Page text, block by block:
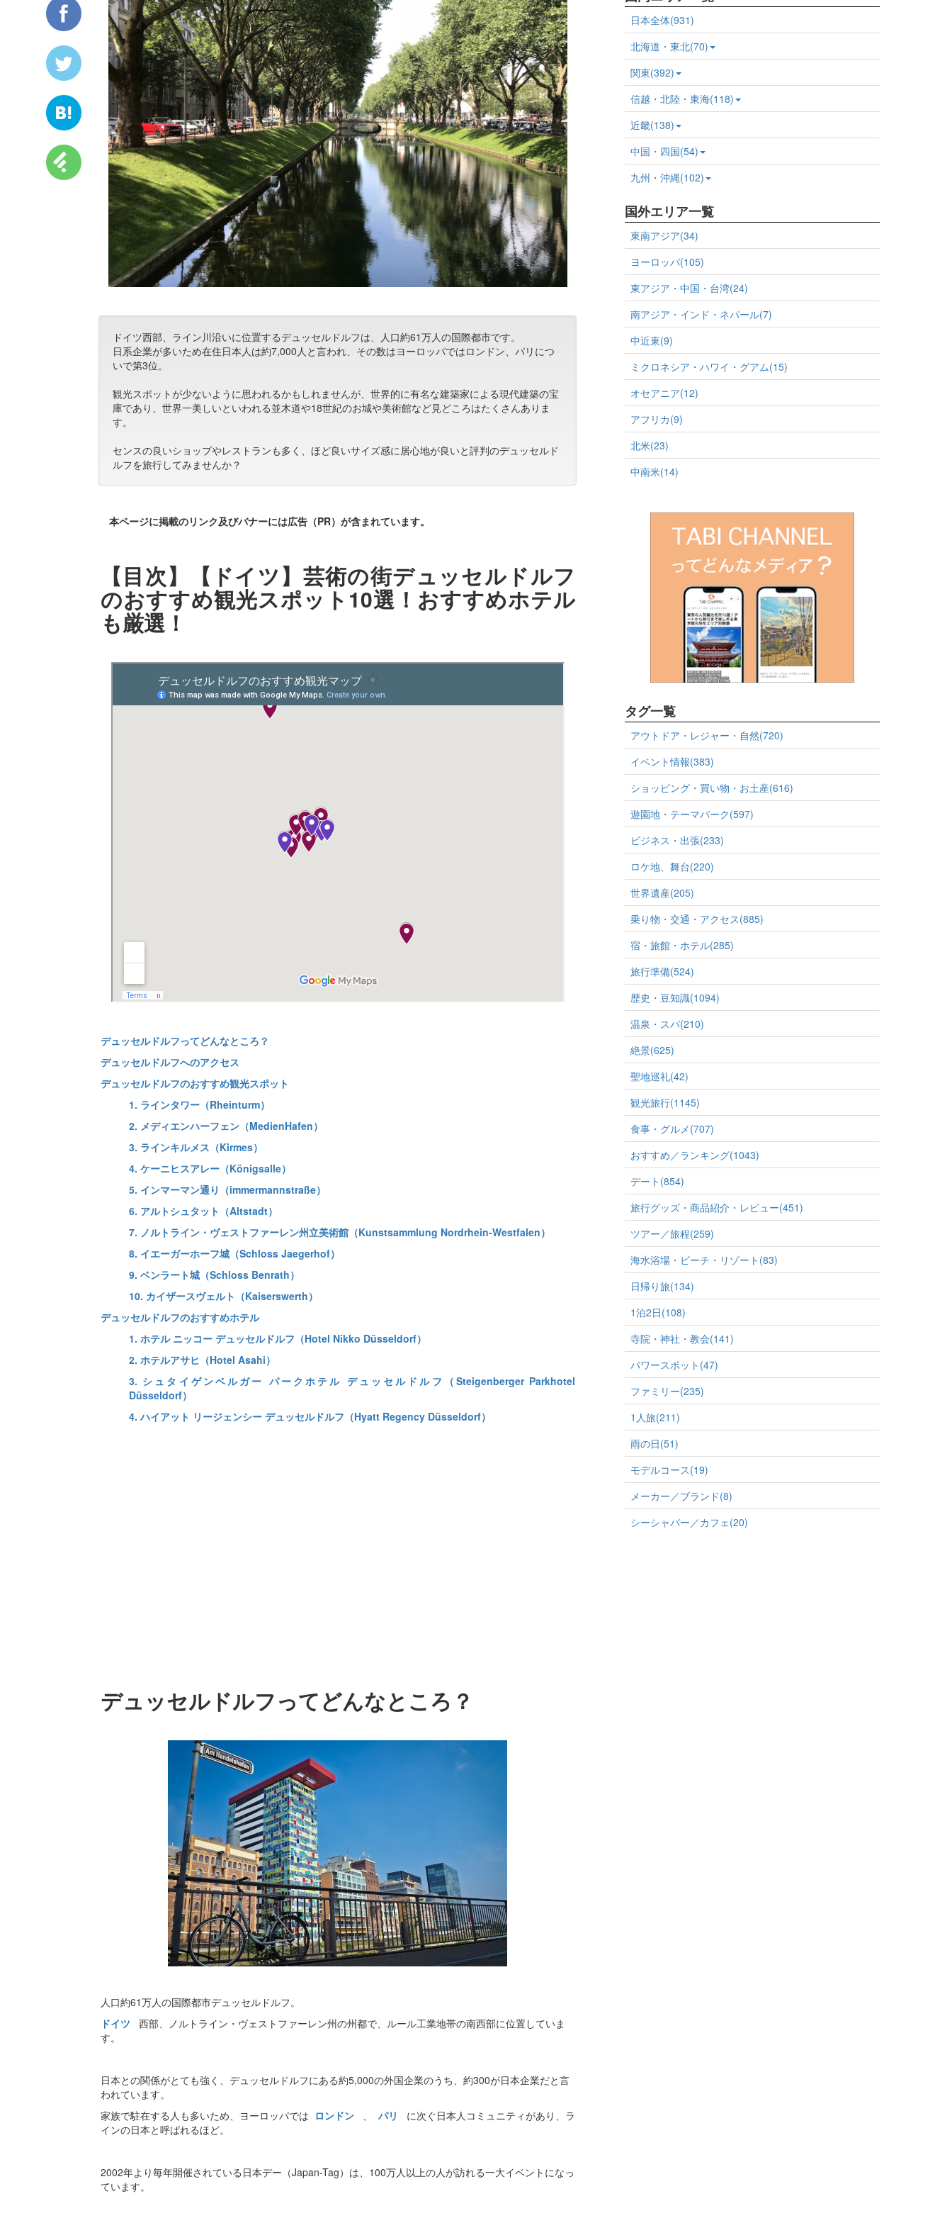
ドイツ西部、ライン川沿いに位置するデュッセルドルフは、人口約61万人の国際都市です。
日系企業が多いため在住日本人は約7,000人と言われ、その数はヨーロッパではロンドン、パリにつ
いで第3位。
観光スポットが少ないように思われるかもしれませんが、世界的に有名な建築家による現代建築の宝
庫であり、世界一美しいといわれる並木道や18世紀のお城や美術館など見どころはたくさんありま
す。
センスの良いショップやレストランも多く、ほど良いサイズ感に居心地が良いと評判のデュッセルド
ルフを旅行してみませんか？
本ページに掲載のリンク及びバナーには広告（PR）が含まれています。
【目次】【ドイツ】芸術の街デュッセルドルフ
のおすすめ観光スポット10選！おすすめホテル
も厳選！
デュッセルドルフってどんなところ？
デュッセルドルフへのアクセス
デュッセルドルフのおすすめ観光スポット
1. ラインタワー（Rheinturm）
2. メディエンハーフェン（MedienHafen）
3. ラインキルメス（Kirmes）
4. ケーニヒスアレー（Königsalle）
5. インマーマン通り（immermannstraße）
6. アルトシュタット（Altstadt）
7. ノルトライン・ヴェストファーレン州立美術館（Kunstsammlung Nordrhein-Westfalen）
8. イエーガーホーフ城（Schloss Jaegerhof）
9. ベンラート城（Schloss Benrath）
10. カイザースヴェルト（Kaiserswerth）
デュッセルドルフのおすすめホテル
1. ホテル ニッコー デュッセルドルフ（Hotel Nikko Düsseldorf）
2. ホテルアサヒ（Hotel Asahi）
3. シュタイゲンベルガー パークホテル デュッセルドルフ（Steigenberger Parkhotel
Düsseldorf）
4. ハイアット リージェンシー デュッセルドルフ（Hyatt Regency Düsseldorf）
デュッセルドルフってどんなところ？
人口約61万人の国際都市デュッセルドルフ。
ドイツ
西部、ノルトライン・ヴェストファーレン州の州都で、ルール工業地帯の南西部に位置していま
す。
日本との関係がとても強く、デュッセルドルフにある約5,000の外国企業のうち、約300が日本企業だと言
われています。
家族で駐在する人も多いため、ヨーロッパでは ロンドン パリ
に次ぐ日本人コミュニティがあり、ラ
インの日本と呼ばれるほど。
2002年より毎年開催されている日本デー（Japan-Tag）は、100万人以上の人が訪れる一大イベントになっ
ています。
日本全体(931)
北海道・東北(70)
関東(392)
信越・北陸・東海(118)
近畿(138)
中国・四国(54)
九州・沖縄(102)
国外エリア一覧
東南アジア(34)
ヨーロッパ(105)
東アジア・中国・台湾(24)
南アジア・インド・ネパール(7)
中近東(9)
ミクロネシア・ハワイ・グアム(15)
オセアニア(12)
アフリカ(9)
北米(23)
中南米(14)
タグ一覧
アウトドア・レジャー・自然(720)
イベント情報(383)
ショッピング・買い物・お土産(616)
遊園地・テーマパーク(597)
ビジネス・出張(233)
ロケ地、舞台(220)
世界遺産(205)
乗り物・交通・アクセス(885)
宿・旅館・ホテル(285)
旅行準備(524)
歴史・豆知識(1094)
温泉・スパ(210)
絶景(625)
聖地巡礼(42)
観光旅行(1145)
食事・グルメ(707)
おすすめ／ランキング(1043)
デート(854)
旅行グッズ・商品紹介・レビュー(451)
ツアー／旅程(259)
海水浴場・ビーチ・リゾート(83)
日帰り旅(134)
1泊2日(108)
寺院・神社・教会(141)
パワースポット(47)
ファミリー(235)
1人旅(211)
雨の日(51)
モデルコース(19)
メーカー／ブランド(8)
シーシャバー／カフェ(20)